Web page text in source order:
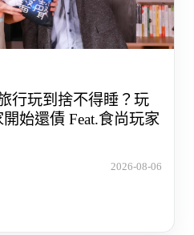
行玩到捨不得睡？玩
始還債 Feat.食尚玩家
2026-08-06